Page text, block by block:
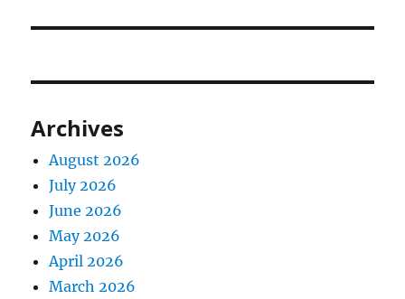
Archives
August 2026
July 2026
June 2026
May 2026
April 2026
March 2026